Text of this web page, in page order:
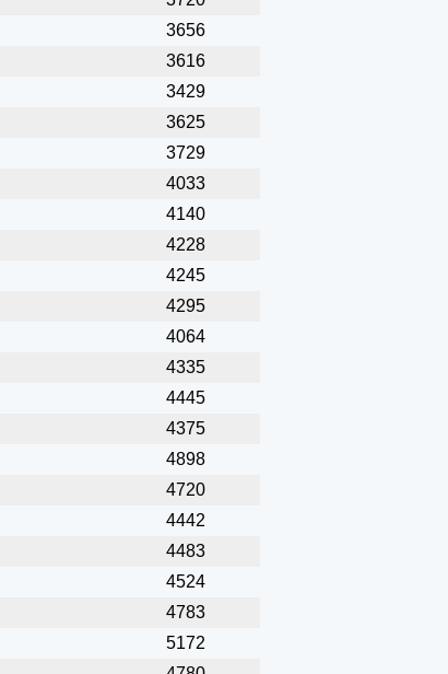
3656
3616
3429
3625
3729
4033
4140
4228
4245
4295
4064
4335
4445
4375
4898
4720
4442
4483
4524
4783
5172